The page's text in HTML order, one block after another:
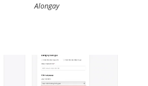
Alongay